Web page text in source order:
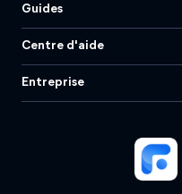
Guides
Centre d'aide
Entreprise